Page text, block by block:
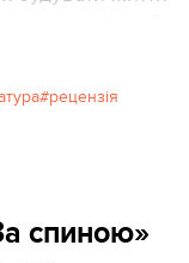
поєднані з
рецензія
спиною»